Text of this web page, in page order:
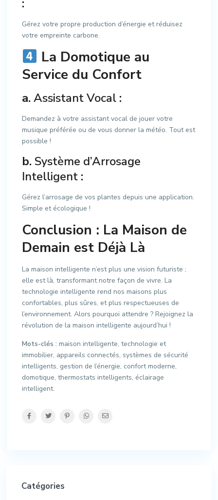
:
Gérez votre propre production d’énergie et réduisez
votre empreinte carbone.
La Domotique au
Service du Confort
a. Assistant Vocal :
Demandez à votre assistant vocal de jouer votre
musique préférée ou de vous donner la météo. Tout est
possible !
b. Système d’Arrosage
Intelligent :
Gérez l’arrosage de vos plantes depuis une application.
Simple et écologique !
Conclusion : La Maison de
Demain est Déjà Là
La maison intelligente n’est plus une vision futuriste ;
elle est là, transformant notre façon de vivre. La
technologie intelligente rend nos maisons plus
confortables, plus sûres, et plus respectueuses de
l’environnement. Alors pourquoi attendre ? Rejoignez la
révolution de la maison intelligente aujourd’hui !
Mots-clés : maison intelligente, technologie et
immobilier, appareils connectés, systèmes de sécurité
intelligents, gestion de l’énergie, confort moderne,
domotique, thermostats intelligents, éclairage
intelligent.
Catégories